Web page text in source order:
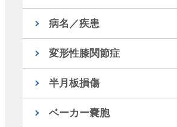
病名／疾患
変形性膝関節症
半月板損傷
ベーカー嚢胞